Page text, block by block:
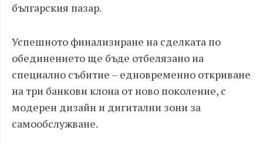
българския пазар.
Успешното финализиране на сделката по
обединението ще бъде отбелязано на
специално събитие – едновременно откриване
на три банкови клона от ново поколение, с
модерен дизайн и дигитални зони за
самообслужване.